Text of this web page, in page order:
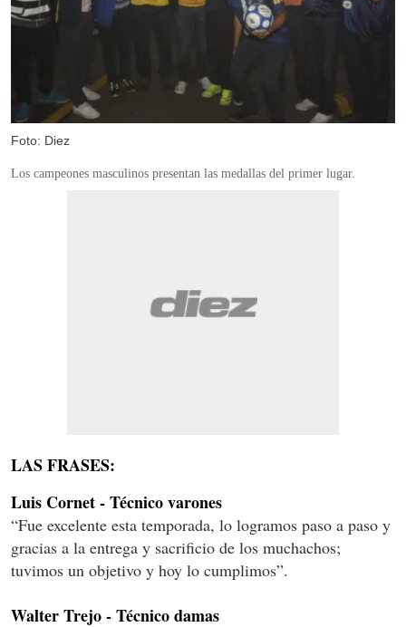
Foto: Diez
Los campeones masculinos presentan las medallas del primer lugar.
LAS FRASES:
Luis Cornet - Técnico varones
“Fue excelente esta temporada, lo logramos paso a paso y
gracias a la entrega y sacrificio de los muchachos;
tuvimos un objetivo y hoy lo cumplimos”.
Walter Trejo - Técnico damas